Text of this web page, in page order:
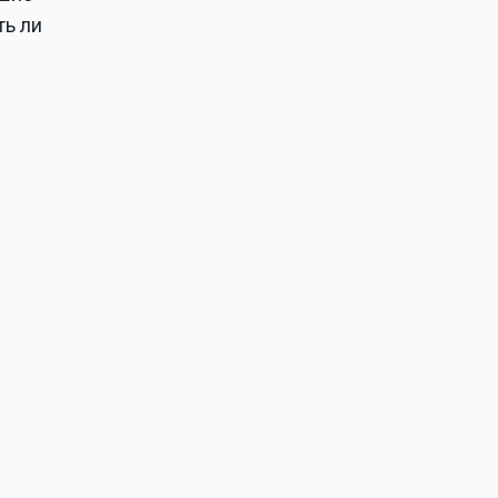
ли